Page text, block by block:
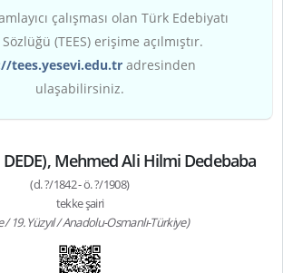
çalışması olan Türk Edebiyatı
(TEES) erişime açılmıştır.
tees.yesevi.edu.tr adresinden
ulaşabilirsiniz.
Mehmed Ali Hilmi Dedebaba
(d. ?/1842 - ö. ?/1908)
tekke şairi
/ 19. Yüzyıl / Anadolu-Osmanlı-Türkiye)